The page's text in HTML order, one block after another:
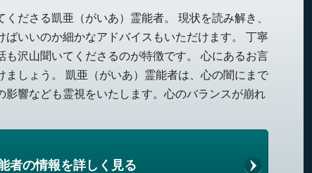
ださる凱亜（がいあ）霊能者。 現状を読み解き、
ばいいのか細かなアドバイスもいただけます。 丁寧
も沢山聞いてくださるのが特徴です。 心にあるお言
ましょう。 凱亜（がいあ）霊能者は、心の闇にまで
影響なども霊視をいたします。心のバランスが崩れ
者の情報を詳しく見る